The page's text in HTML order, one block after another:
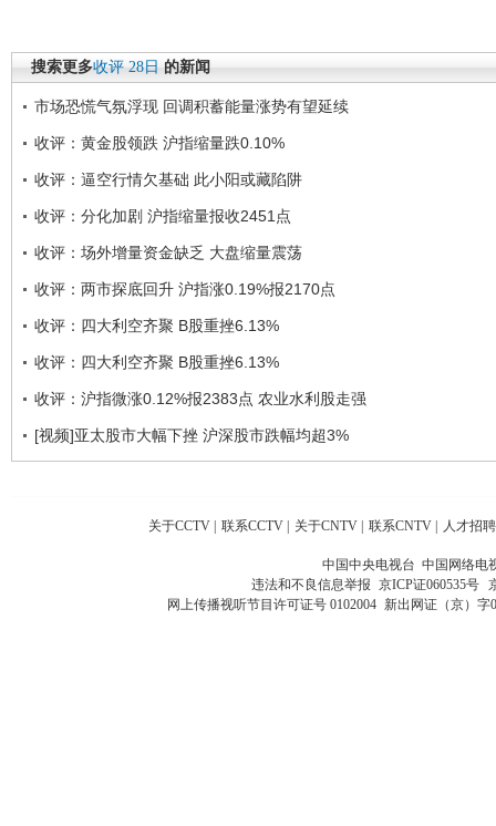
搜索更多收评 28日 的新闻
市场恐慌气氛浮现 回调积蓄能量涨势有望延续
收评：黄金股领跌 沪指缩量跌0.10%
收评：逼空行情欠基础 此小阳或藏陷阱
收评：分化加剧 沪指缩量报收2451点
收评：场外增量资金缺乏 大盘缩量震荡
收评：两市探底回升 沪指涨0.19%报2170点
收评：四大利空齐聚 B股重挫6.13%
收评：四大利空齐聚 B股重挫6.13%
收评：沪指微涨0.12%报2383点 农业水利股走强
[视频]亚太股市大幅下挫 沪深股市跌幅均超3%
关于CCTV | 联系CCTV | 关于CNTV | 联系CNTV | 人才招聘
中国中央电视台 中国网络电
违法和不良信息举报 京ICP证060535号
网上传播视听节目许可证号 0102004 新出网证（京）